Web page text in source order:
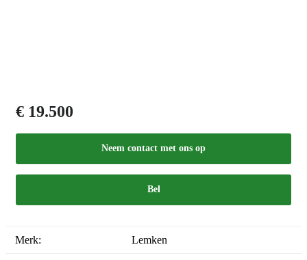
€ 19.500
Neem contact met ons op
Bel
Merk: Lemken